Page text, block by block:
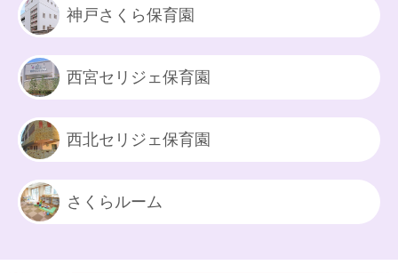
神戸さくら保育園
西宮セリジェ保育園
西北セリジェ保育園
さくらルーム